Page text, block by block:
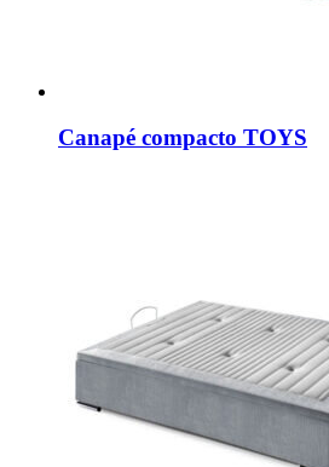
Canapé compacto TOYS